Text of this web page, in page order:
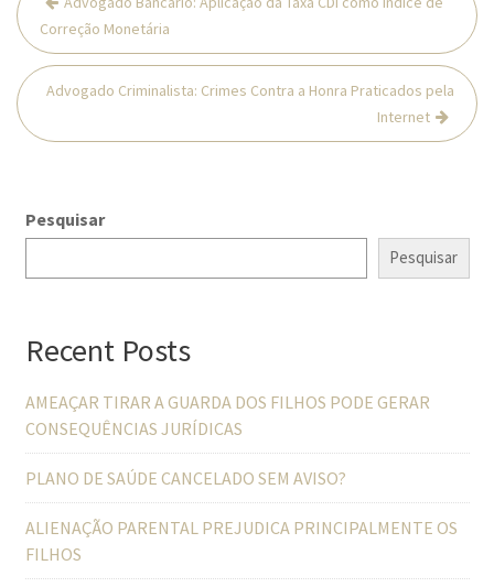
de
Post
Correção Monetária
Advogado Criminalista: Crimes Contra a Honra Praticados pela
Internet
Pesquisar
Pesquisar
Recent Posts
AMEAÇAR TIRAR A GUARDA DOS FILHOS PODE GERAR
CONSEQUÊNCIAS JURÍDICAS
PLANO DE SAÚDE CANCELADO SEM AVISO?
ALIENAÇÃO PARENTAL PREJUDICA PRINCIPALMENTE OS
FILHOS